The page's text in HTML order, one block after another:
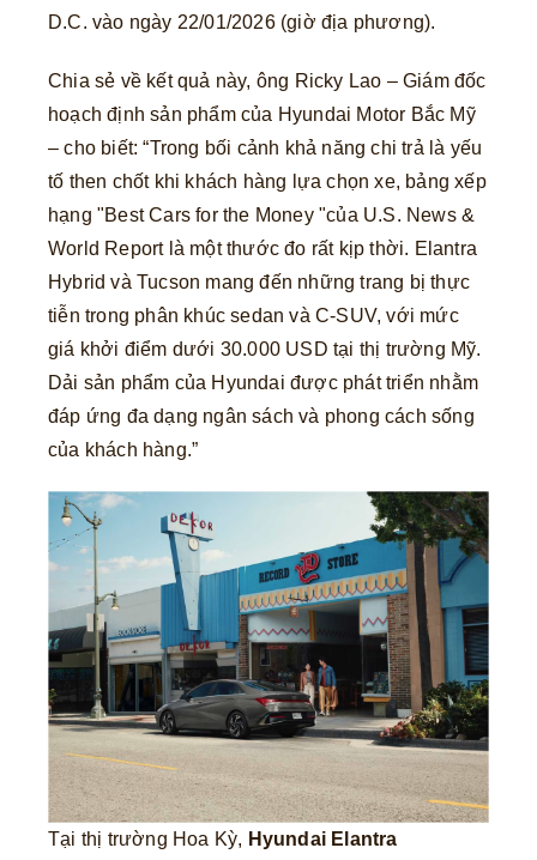
D.C. vào ngày 22/01/2026 (giờ địa phương).
Chia sẻ về kết quả này, ông Ricky Lao – Giám đốc
hoạch định sản phẩm của Hyundai Motor Bắc Mỹ
– cho biết: “Trong bối cảnh khả năng chi trả là yếu
tố then chốt khi khách hàng lựa chọn xe, bảng xếp
hạng "Best Cars for the Money "của U.S. News &
World Report là một thước đo rất kịp thời. Elantra
Hybrid và Tucson mang đến những trang bị thực
tiễn trong phân khúc sedan và C-SUV, với mức
giá khởi điểm dưới 30.000 USD tại thị trường Mỹ.
Dải sản phẩm của Hyundai được phát triển nhằm
đáp ứng đa dạng ngân sách và phong cách sống
của khách hàng.”
Tại thị trường Hoa Kỳ, Hyundai Elantra